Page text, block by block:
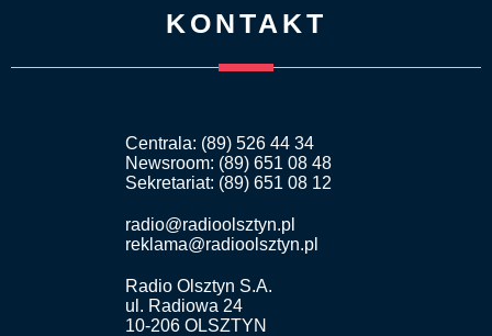
KONTAKT
Centrala: (89) 526 44 34
Newsroom: (89) 651 08 48
Sekretariat: (89) 651 08 12
radio@radioolsztyn.pl
reklama@radioolsztyn.pl
Radio Olsztyn S.A.
ul. Radiowa 24
10-206 OLSZTYN